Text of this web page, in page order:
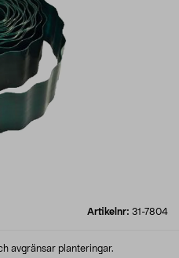
Artikelnr: 31-7804
avgränsar planteringar.